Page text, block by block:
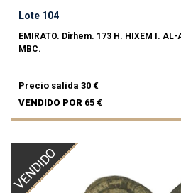
Lote 104
EMIRATO. Dirhem. 173 H. HIXEM I. AL-
MBC.
Precio salida 30 €
VENDIDO POR 65 €
VENDIDO